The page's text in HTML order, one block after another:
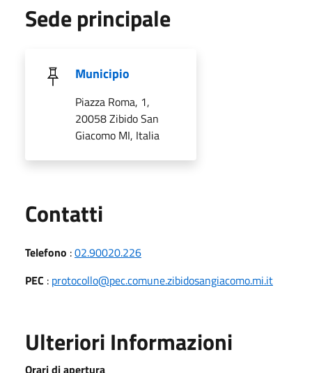
Sede principale
Municipio
Piazza Roma, 1,
20058 Zibido San
Giacomo MI, Italia
Contatti
Telefono :02.90020.226
PEC : protocollo@pec.comune.zibidosangiacomo.mi.it
Ulteriori Informazioni
Orari di apertura